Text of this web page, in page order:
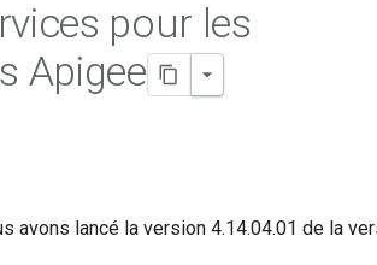
pour les
Apigee
avons lancé la version 4.14.04.01 de la